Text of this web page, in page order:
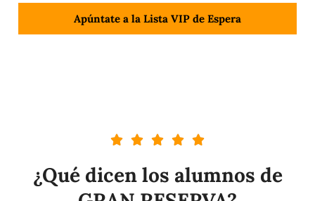
Apúntate a la Lista VIP de Espera
¿Qué dicen los alumnos de